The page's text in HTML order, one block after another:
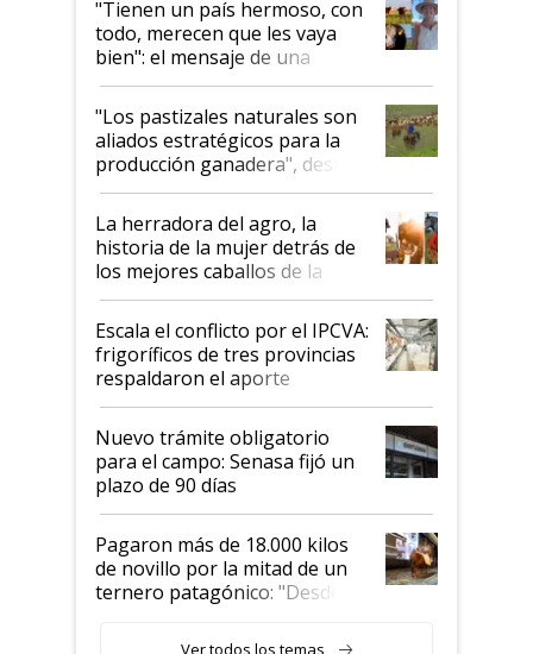
"Tienen un país hermoso, con
todo, merecen que les vaya
bien": el mensaje de una
ganadera uruguaya sobre las
oportunidades que se abren
para el agro en Argentina, con
foco en la carne
"Los pastizales naturales son
aliados estratégicos para la
producción ganadera", destaca
la iniciativa que ya reúne a 46
establecimientos en Argentina
La herradora del agro, la
historia de la mujer detrás de
los mejores caballos de la
Argentina y los mitos que
todavía hacen sufrir a estos
animales: "Mientras me
descalificaban, yo seguí
haciendo currículum"
Escala el conflicto por el IPCVA:
frigoríficos de tres provincias
respaldaron el aporte
obligatorio
Nuevo trámite obligatorio
para el campo: Senasa fijó un
plazo de 90 días
Pagaron más de 18.000 kilos
de novillo por la mitad de un
ternero patagónico: "Desde
llamar la atención"
Ver todos los temas